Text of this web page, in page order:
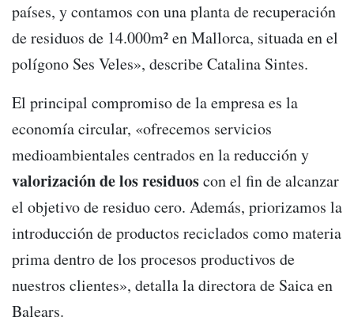
países, y contamos con una planta de recuperación
de residuos de 14.000m² en Mallorca, situada en el
polígono Ses Veles», describe Catalina Sintes.
El principal compromiso de la empresa es la
economía circular, «ofrecemos servicios
medioambientales centrados en la reducción y
valorización de los residuoscon el fin de alcanzar
el objetivo de residuo cero. Además, priorizamos la
introducción de productos reciclados como materia
prima dentro de los procesos productivos de
nuestros clientes», detalla la directora de Saica en
Balears.